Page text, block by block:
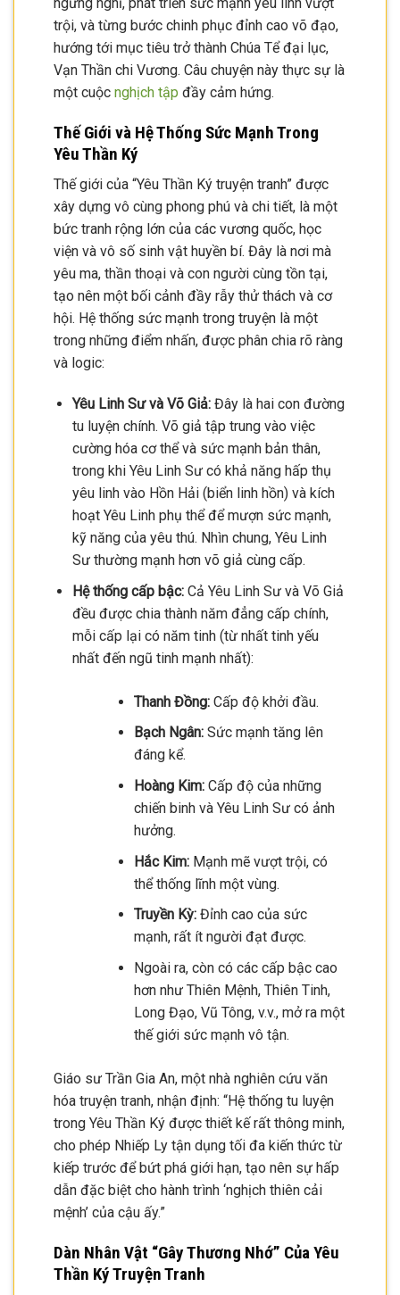
trội, và từng bước chinh phục đỉnh cao võ đạo,
hướng tới mục tiêu trở thành Chúa Tể đại lục,
Vạn Thần chi Vương. Câu chuyện này thực sự là
một cuộc nghịch tập đầy cảm hứng.
Thế Giới và Hệ Thống Sức Mạnh Trong
Yêu Thần Ký
Thế giới của “Yêu Thần Ký truyện tranh” được
xây dựng vô cùng phong phú và chi tiết, là một
bức tranh rộng lớn của các vương quốc, học
viện và vô số sinh vật huyền bí. Đây là nơi mà
yêu ma, thần thoại và con người cùng tồn tại,
tạo nên một bối cảnh đầy rẫy thử thách và cơ
hội. Hệ thống sức mạnh trong truyện là một
trong những điểm nhấn, được phân chia rõ ràng
và logic:
Yêu Linh Sư và Võ Giả:Đây là hai con đường
tu luyện chính. Võ giả tập trung vào việc
cường hóa cơ thể và sức mạnh bản thân,
trong khi Yêu Linh Sư có khả năng hấp thụ
yêu linh vào Hồn Hải (biển linh hồn) và kích
hoạt Yêu Linh phụ thể để mượn sức mạnh,
kỹ năng của yêu thú. Nhìn chung, Yêu Linh
Sư thường mạnh hơn võ giả cùng cấp.
Hệ thống cấp bậc:Cả Yêu Linh Sư và Võ Giả
đều được chia thành năm đẳng cấp chính,
mỗi cấp lại có năm tinh (từ nhất tinh yếu
nhất đến ngũ tinh mạnh nhất):
Thanh Đồng:Cấp độ khởi đầu.
Bạch Ngân:Sức mạnh tăng lên
đáng kể.
Hoàng Kim:Cấp độ của những
chiến binh và Yêu Linh Sư có ảnh
hưởng.
Hắc Kim:Mạnh mẽ vượt trội, có
thể thống lĩnh một vùng.
Truyền Kỳ:Đỉnh cao của sức
mạnh, rất ít người đạt được.
Ngoài ra, còn có các cấp bậc cao
hơn như Thiên Mệnh, Thiên Tinh,
Long Đạo, Vũ Tông, v.v., mở ra một
thế giới sức mạnh vô tận.
Giáo sư Trần Gia An, một nhà nghiên cứu văn
hóa truyện tranh, nhận định: “Hệ thống tu luyện
trong Yêu Thần Ký được thiết kế rất thông minh,
cho phép Nhiếp Ly tận dụng tối đa kiến thức từ
kiếp trước để bứt phá giới hạn, tạo nên sự hấp
dẫn đặc biệt cho hành trình ‘nghịch thiên cải
mệnh’ của cậu ấy.”
Dàn Nhân Vật “Gây Thương Nhớ” Của Yêu
Thần Ký Truyện Tranh